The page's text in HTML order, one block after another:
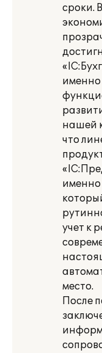
сроки.
нашей
что
именно
учет к
место.
После